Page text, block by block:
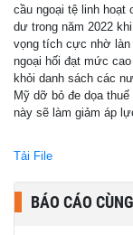
cầu ngoại tệ linh hoạt
dư trong năm 2022
vọng tích cực nhờ làn
ngoại hối đạt mức
khỏi danh sách các
Mỹ dỡ bỏ đe dọa thuế
này sẽ làm giảm áp
Tải File
BÁO CÁO